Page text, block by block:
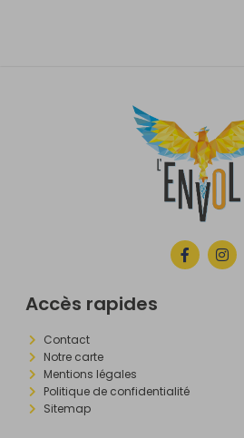
Accès rapides
Contact
Notre carte
Mentions légales
Politique de confidentialité
Sitemap